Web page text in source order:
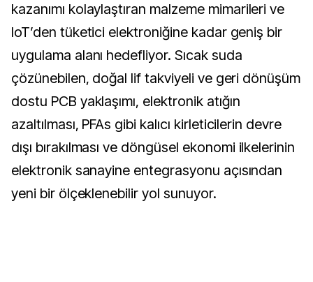
kazanımı kolaylaştıran malzeme mimarileri ve
IoT’den tüketici elektroniğine kadar geniş bir
uygulama alanı hedefliyor. Sıcak suda
çözünebilen, doğal lif takviyeli ve geri dönüşüm
dostu PCB yaklaşımı, elektronik atığın
azaltılması, PFAs gibi kalıcı kirleticilerin devre
dışı bırakılması ve döngüsel ekonomi ilkelerinin
elektronik sanayine entegrasyonu açısından
yeni bir ölçeklenebilir yol sunuyor.